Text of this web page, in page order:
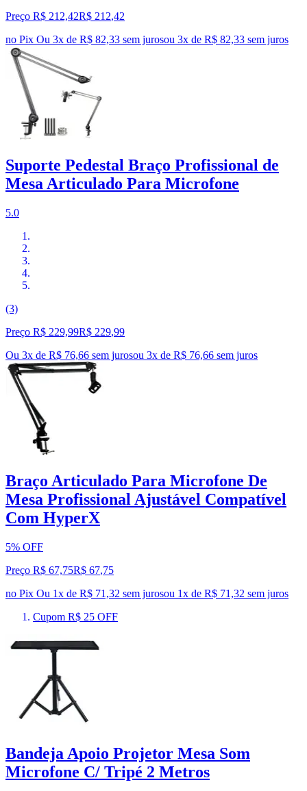
Preço R$ 212,42R$ 212,42
no Pix Ou 3x de R$ 82,33 sem jurosou 3x de R$ 82,33 sem juros
Suporte Pedestal Braço Profissional de
Mesa Articulado Para Microfone
5.0
(3)
Preço R$ 229,99R$ 229,99
Ou 3x de R$ 76,66 sem jurosou 3x de R$ 76,66 sem juros
Braço Articulado Para Microfone De
Mesa Profissional Ajustável Compatível
Com HyperX
5% OFF
Preço R$ 67,75R$ 67,75
no Pix Ou 1x de R$ 71,32 sem jurosou 1x de R$ 71,32 sem juros
Cupom R$ 25 OFF
Bandeja Apoio Projetor Mesa Som
Microfone C/ Tripé 2 Metros